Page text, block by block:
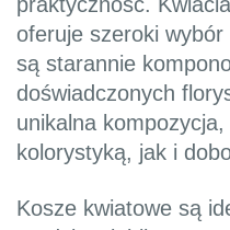
praktyczność.
oferuje szeroki
są starannie
doświadczonych
unikalna
kolorystyką, jak i
Kosze kwiatowe są